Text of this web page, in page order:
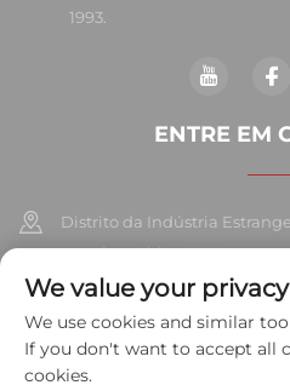
1993.
ENTRE EM
Distrito da Indústria
Yueqing, China 325604
+86-
[email
We value your privacy
We use cookies and similar
If you don't want to accept all
cookies.